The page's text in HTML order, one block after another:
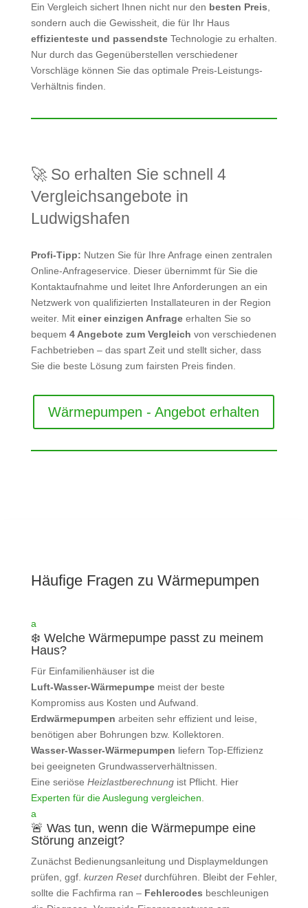
Ein Vergleich sichert Ihnen nicht nur den besten Preis
sondern auch die Gewissheit, die für Ihr Haus
effizienteste und passendsteTechnologie zu erhalten.
Nur durch das Gegenüberstellen verschiedener
Vorschläge können Sie das optimale Preis-Leistungs-
Verhältnis finden.
🚀 So erhalten Sie schnell 4
Vergleichsangebote in
Ludwigshafen
Profi-Tipp: Nutzen Sie für Ihre Anfrage einen zentralen
Online-Anfrageservice. Dieser übernimmt für Sie die
Kontaktaufnahme und leitet Ihre Anforderungen an ein
Netzwerk von qualifizierten Installateuren in der Region
weiter. Mit einer einzigen Anfrageerhalten Sie so
bequem 4 Angebote zum Vergleich von verschiedenen
Fachbetrieben – das spart Zeit und stellt sicher, dass
Sie die beste Lösung zum fairsten Preis finden.
Wärmepumpen - Angebot erhalten
Häufige Fragen zu Wärmepumpen
a
❄️ Welche Wärmepumpe passt zu meinem
Haus?
Für Einfamilienhäuser ist die
Luft‑Wasser‑Wärmepumpemeist der beste
Kompromiss aus Kosten und Aufwand.
Erdwärmepumpen arbeiten sehr effizient und leise,
benötigen aber Bohrungen bzw. Kollektoren.
Wasser‑Wasser‑Wärmepumpen liefern Top‑Effizienz
bei geeigneten Grundwasserverhältnissen.
Eine seriöse Heizlastberechnungist Pflicht. Hier
Experten für die Auslegung vergleichen
a
🚨 Was tun, wenn die Wärmepumpe eine
Störung anzeigt?
Zunächst Bedienungsanleitung und Displaymeldungen
prüfen, ggf. kurzen Resetdurchführen. Bleibt der Fehler,
sollte die Fachfirma ran – Fehlercodes beschleunigen